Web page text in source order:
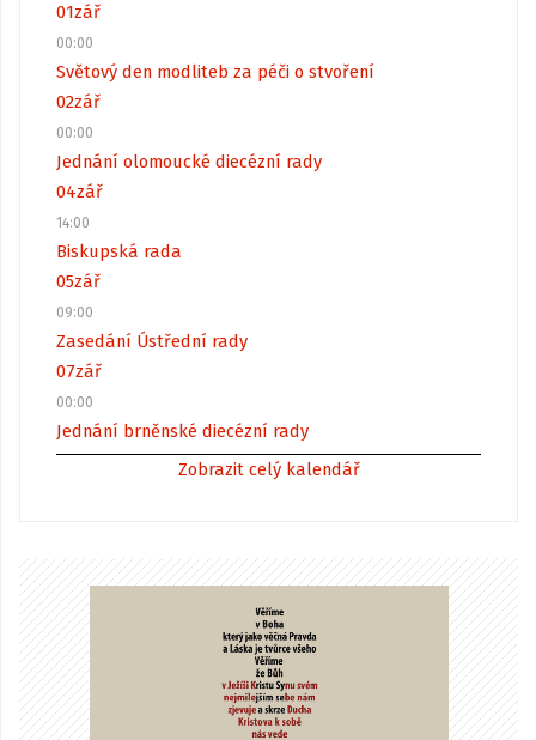
01zář
00:00
Světový den modliteb za péči o stvoření
02zář
00:00
Jednání olomoucké diecézní rady
04zář
14:00
Biskupská rada
05zář
09:00
Zasedání Ústřední rady
07zář
00:00
Jednání brněnské diecézní rady
Zobrazit celý kalendář